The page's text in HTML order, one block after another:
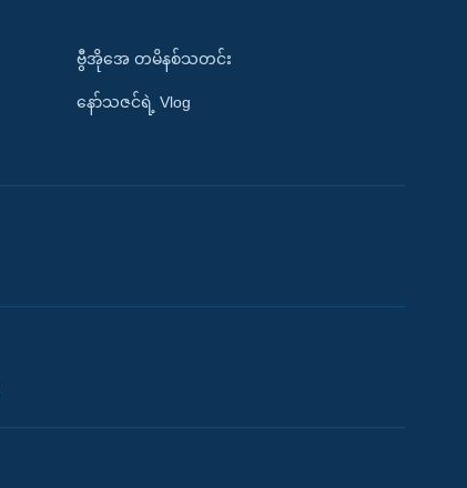
ဗွီအိုအေ တမိနစ်သတင်း
နော်သဇင်ရဲ့ Vlog